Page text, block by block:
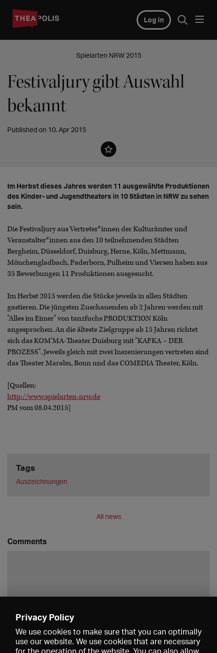
Log in
Spielarten NRW 2015
Festivaljury gibt Auswahl
bekannt
Published on 10. Apr 2015
Im Herbst dieses Jahres werden 11 ausgewählte Produktionen
des Kinder- und Jugendtheaters in 10 Städten in NRW zu sehen
sein.
Die Festivaljury aus Vertreter*innen der Kulturämter und
Veranstalter*innen aus den 10 teilnehmenden Städten
Bergheim, Düsseldorf, Duisburg, Herne, Köln, Mettmann,
Mönchengladbach, Paderborn, Pulheim und Viersen haben aus
35 Bewerbungen 11 Produktionen ausgesucht.
Im Herbst 2015 werden die Stücke jeweils in allen Städten
gastieren. Die jüngsten Zuschauenden ab 2 Jahren werden mit
"Alles im Eimer" von tanzfuchs PRODUKTION Köln
angesprochen. An die älteste Zielgruppe ab 15 Jahren richtet
sich das KOM'MA-Theater Duisburg mit "KAFKA – DER
PROZESS". Jeweils gleich mit zwei Inszenierungen vertreten sind
das Theater Marabu, Bonn und das COMEDIA Theater, Köln.
[Quellen:
http://www.spielarten-nrw.de
PM vom 08.04.2015]
Tags
Auszeichnungen
All news
Comments
Privacy Policy
We use cookies to make sure that you can optimally
use our website. We use cookies that are necessary
for the operation of the website. You can also allow